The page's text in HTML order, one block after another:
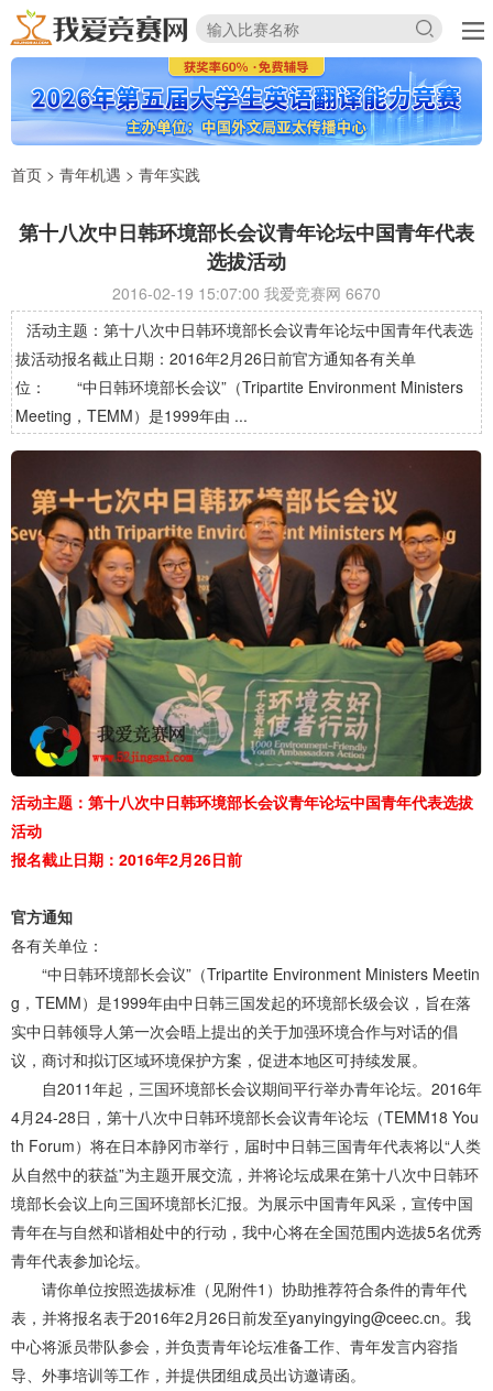
首页 > 青年机遇 > 青年实践
第十八次中日韩环境部长会议青年论坛中国青年代表
选拔活动
2016-02-19 15:07:00 我爱竞赛网 6670
活动主题：第十八次中日韩环境部长会议青年论坛中国青年代表选
拔活动报名截止日期：2016年2月26日前官方通知各有关单
位： “中日韩环境部长会议”（Tripartite Environment Ministers
Meeting，TEMM）是1999年由 ...
活动主题：第十八次中日韩环境部长会议青年论坛中国青年代表选拔
活动
报名截止日期：2016年2月26日前
官方通知
各有关单位：
“中日韩环境部长会议”（Tripartite Environment Ministers Meetin
g，TEMM）是1999年由中日韩三国发起的环境部长级会议，旨在落
实中日韩领导人第一次会晤上提出的关于加强环境合作与对话的倡
议，商讨和拟订区域环境保护方案，促进本地区可持续发展。
自2011年起，三国环境部长会议期间平行举办青年论坛。2016年
4月24-28日，第十八次中日韩环境部长会议青年论坛（TEMM18 You
th Forum）将在日本静冈市举行，届时中日韩三国青年代表将以“人类
从自然中的获益”为主题开展交流，并将论坛成果在第十八次中日韩环
境部长会议上向三国环境部长汇报。为展示中国青年风采，宣传中国
青年在与自然和谐相处中的行动，我中心将在全国范围内选拔5名优秀
青年代表参加论坛。
请你单位按照选拔标准（见附件1）协助推荐符合条件的青年代
表，并将报名表于2016年2月26日前发至yanyingying@ceec.cn。我
中心将派员带队参会，并负责青年论坛准备工作、青年发言内容指
导、外事培训等工作，并提供团组成员出访邀请函。